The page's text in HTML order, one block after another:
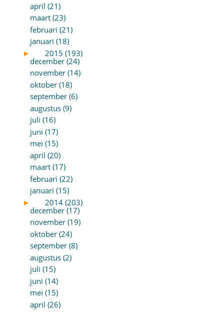
april (21)
maart (23)
februari (21)
januari (18)
►
2015 (193)
december (24)
november (14)
oktober (18)
september (6)
augustus (9)
juli (16)
juni (17)
mei (15)
april (20)
maart (17)
februari (22)
januari (15)
►
2014 (203)
december (17)
november (19)
oktober (24)
september (8)
augustus (2)
juli (15)
juni (14)
mei (15)
april (26)